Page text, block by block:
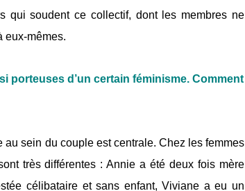
qui soudent ce collectif, dont les membres ne
eux-mêmes.
porteuses d’un certain féminisme. Comment
au sein du couple est centrale. Chez les femmes
très différentes : Annie a été deux fois mère
célibataire et sans enfant, Viviane a eu un